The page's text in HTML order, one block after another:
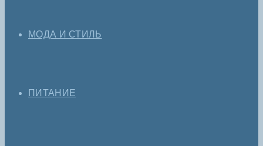
МОДА И СТИЛЬ
ПИТАНИЕ